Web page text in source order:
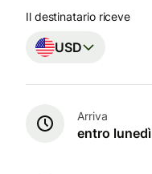
Il destinatario riceve
USD
Arriva
entro lunedì